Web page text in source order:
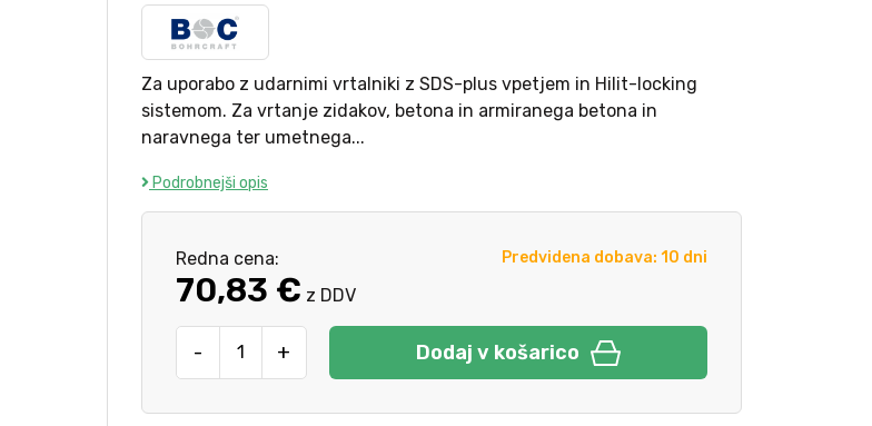
Za uporabo z udarnimi vrtalniki z SDS-plus vpetjem in Hilit-locking
sistemom. Za vrtanje zidakov, betona in armiranega betona in
naravnega ter umetnega...
Podrobnejši opis
Predvidena dobava: 10 dni
Redna cena:
70,83 € z DDV
- + Dodaj v košarico